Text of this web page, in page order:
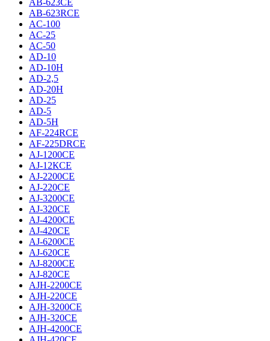
AB-623CE
AB-623RCE
AC-100
AC-25
AC-50
AD-10
AD-10H
AD-2,5
AD-20H
AD-25
AD-5
AD-5H
AF-224RCE
AF-225DRCE
AJ-1200CE
AJ-12КCE
AJ-2200CE
AJ-220CE
AJ-3200CE
AJ-320CE
AJ-4200CE
AJ-420CE
AJ-6200CE
AJ-620CE
AJ-8200CE
AJ-820CE
AJH-2200CE
AJH-220CE
AJH-3200CE
AJH-320CE
AJH-4200CE